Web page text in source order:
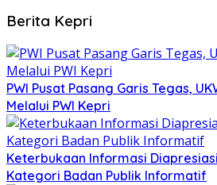
Berita Kepri
PWI Pusat Pasang Garis Tegas,
Melalui PWI Kepri
Keterbukaan Informasi
Kategori Badan Publik Informatif